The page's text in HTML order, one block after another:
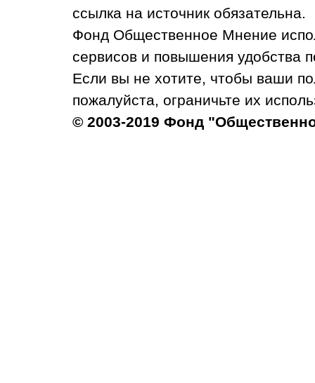
ссылка на источник обязательна.
Фонд Общественное Мнение
сервисов и повышения удобства
Если вы не хотите, чтобы ваши
пожалуйста, ограничьте их
© 2003-2019 Фонд